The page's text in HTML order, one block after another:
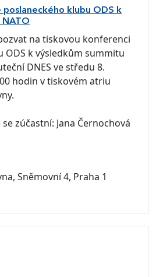
klubu ODS k
NATO
na tiskovou konferenci
ODS k výsledkům summitu
DNES ve středu 8.
hodin v tiskovém atriu
zúčastní: Jana Černochová
Sněmovní 4, Praha 1